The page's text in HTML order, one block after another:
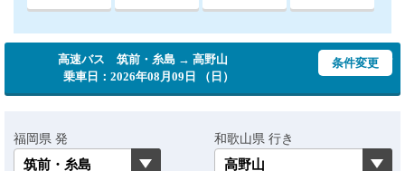
高速バス 筑前・糸島 → 高野山
乗車日：2026年08月09日 （日）
条件変更
福岡県 発 和歌山県 行き